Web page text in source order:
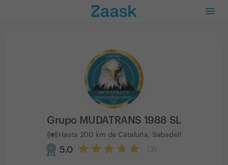
Grupo MUDATRANS 1988 SL
Hasta 200 km de Cataluña, Sabadell
5.0 3